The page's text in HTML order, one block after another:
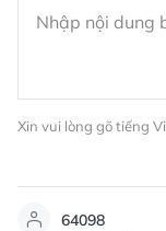
Xin vui lòng gõ tiếng
64098